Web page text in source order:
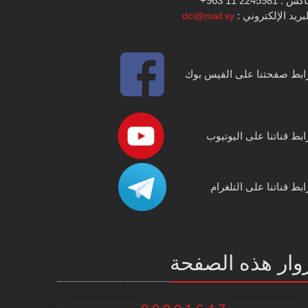
الإلكتروني : dci@mail.sy
صفحتنا على الفيس بوك
قناتنا على اليوتيوب
قناتنا على التلغرام
هذه الصفحة